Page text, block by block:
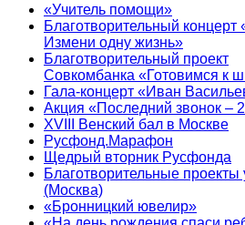
«Учитель помощи»
Благотворительный
Измени одну жизнь»
Благотворительный проект
Совкомбанка «Готовимся к
Гала-концерт «Иван
Акция «Последний звонок –
XVIII Венский бал в Москве
Русфонд.Марафон
Щедрый вторник Русфонда
Благотворительные
(Москва)
«Бронницкий ювелир»